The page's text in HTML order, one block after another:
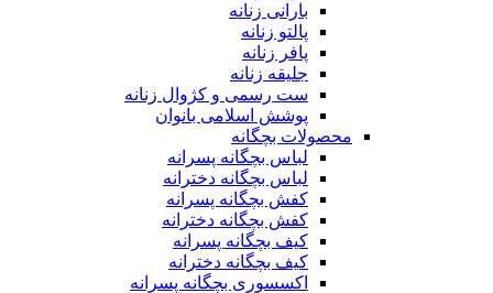
بارانی زنانه
پالتو زنانه
پافر زنانه
جلیقه زنانه
ست رسمی و کژوال زنانه
پوشش اسلامی بانوان
محصولات بچگانه
لباس بچگانه پسرانه
لباس بچگانه دخترانه
کفش بچگانه پسرانه
کفش بچگانه دخترانه
کیف بچگانه پسرانه
کیف بچگانه دخترانه
اکسسوری بچگانه پسرانه